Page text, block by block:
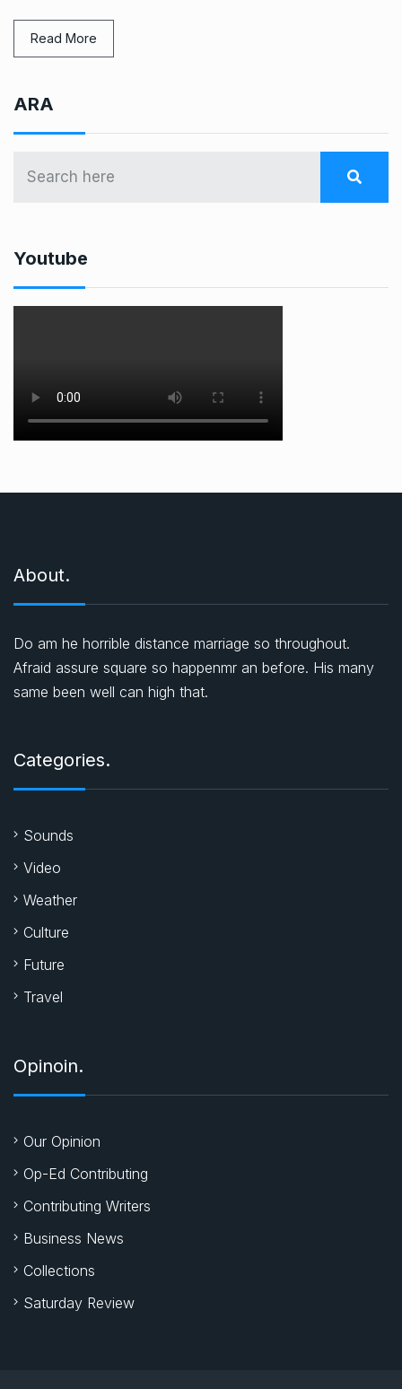
Read More
ARA
Youtube
About.
Do am he horrible distance marriage so throughout.
Afraid assure square so happenmr an before. His many
same been well can high that.
Categories.
Sounds
Video
Weather
Culture
Future
Travel
Opinoin.
Our Opinion
Op-Ed Contributing
Contributing Writers
Business News
Collections
Saturday Review